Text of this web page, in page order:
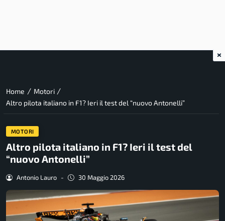
Home / Motori /
Altro pilota italiano in F1? Ieri il test del “nuovo Antonelli”
MOTORI
Altro pilota italiano in F1? Ieri il test del
“nuovo Antonelli”
Antonio Lauro - 30 Maggio 2026
×